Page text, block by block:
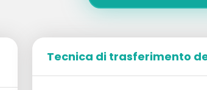
Tecnica di trasferimento